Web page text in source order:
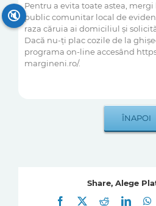
Pentru a evita toate astea,
public comunitar local de
raza căruia ai domiciliul și
Dacă nu-ți plac cozile de la
programa on-line accesând
margineni.ro/.
Share, Alege
Facebook
Reddit
🔇